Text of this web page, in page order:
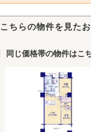
こちらの物件を見た
同じ価格帯の物件はこ